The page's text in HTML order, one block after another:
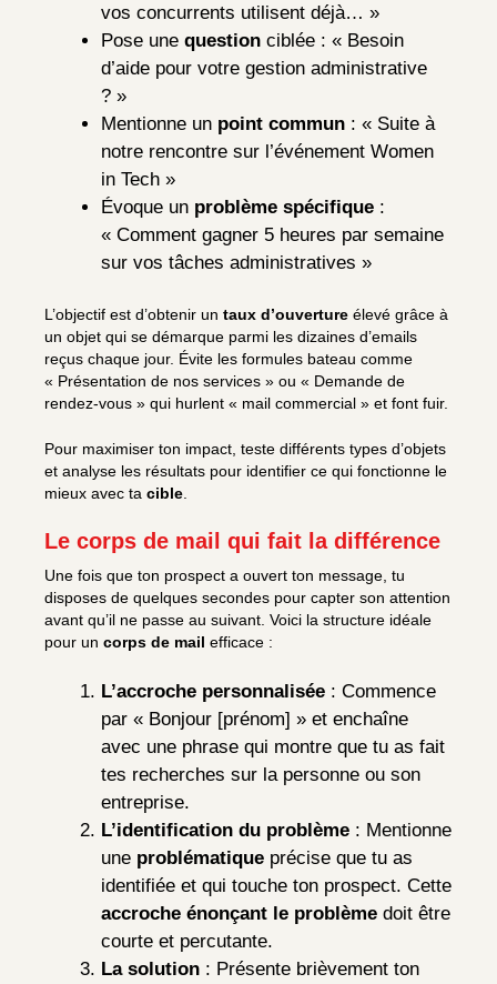
vos concurrents utilisent déjà… »
Pose une question ciblée : « Besoin
d’aide pour votre gestion administrative
? »
Mentionne un point commun : « Suite à
notre rencontre sur l’événement Women
in Tech »
Évoque un problème spécifique :
« Comment gagner 5 heures par semaine
sur vos tâches administratives »
L’objectif est d’obtenir un taux d’ouverture élevé grâce à
un objet qui se démarque parmi les dizaines d’emails
reçus chaque jour. Évite les formules bateau comme
« Présentation de nos services » ou « Demande de
rendez-vous » qui hurlent « mail commercial » et font fuir.
Pour maximiser ton impact, teste différents types d’objets
et analyse les résultats pour identifier ce qui fonctionne le
mieux avec ta cible
Le corps de mail qui fait la différence
Une fois que ton prospect a ouvert ton message, tu
disposes de quelques secondes pour capter son attention
avant qu’il ne passe au suivant. Voici la structure idéale
pour un corps de mail efficace :
L’accroche personnalisée : Commence
par « Bonjour [prénom] » et enchaîne
avec une phrase qui montre que tu as fait
tes recherches sur la personne ou son
entreprise.
L’identification du problème : Mentionne
une problématique précise que tu as
identifiée et qui touche ton prospect. Cette
accroche énonçant le problème doit être
courte et percutante.
La solution : Présente brièvement ton